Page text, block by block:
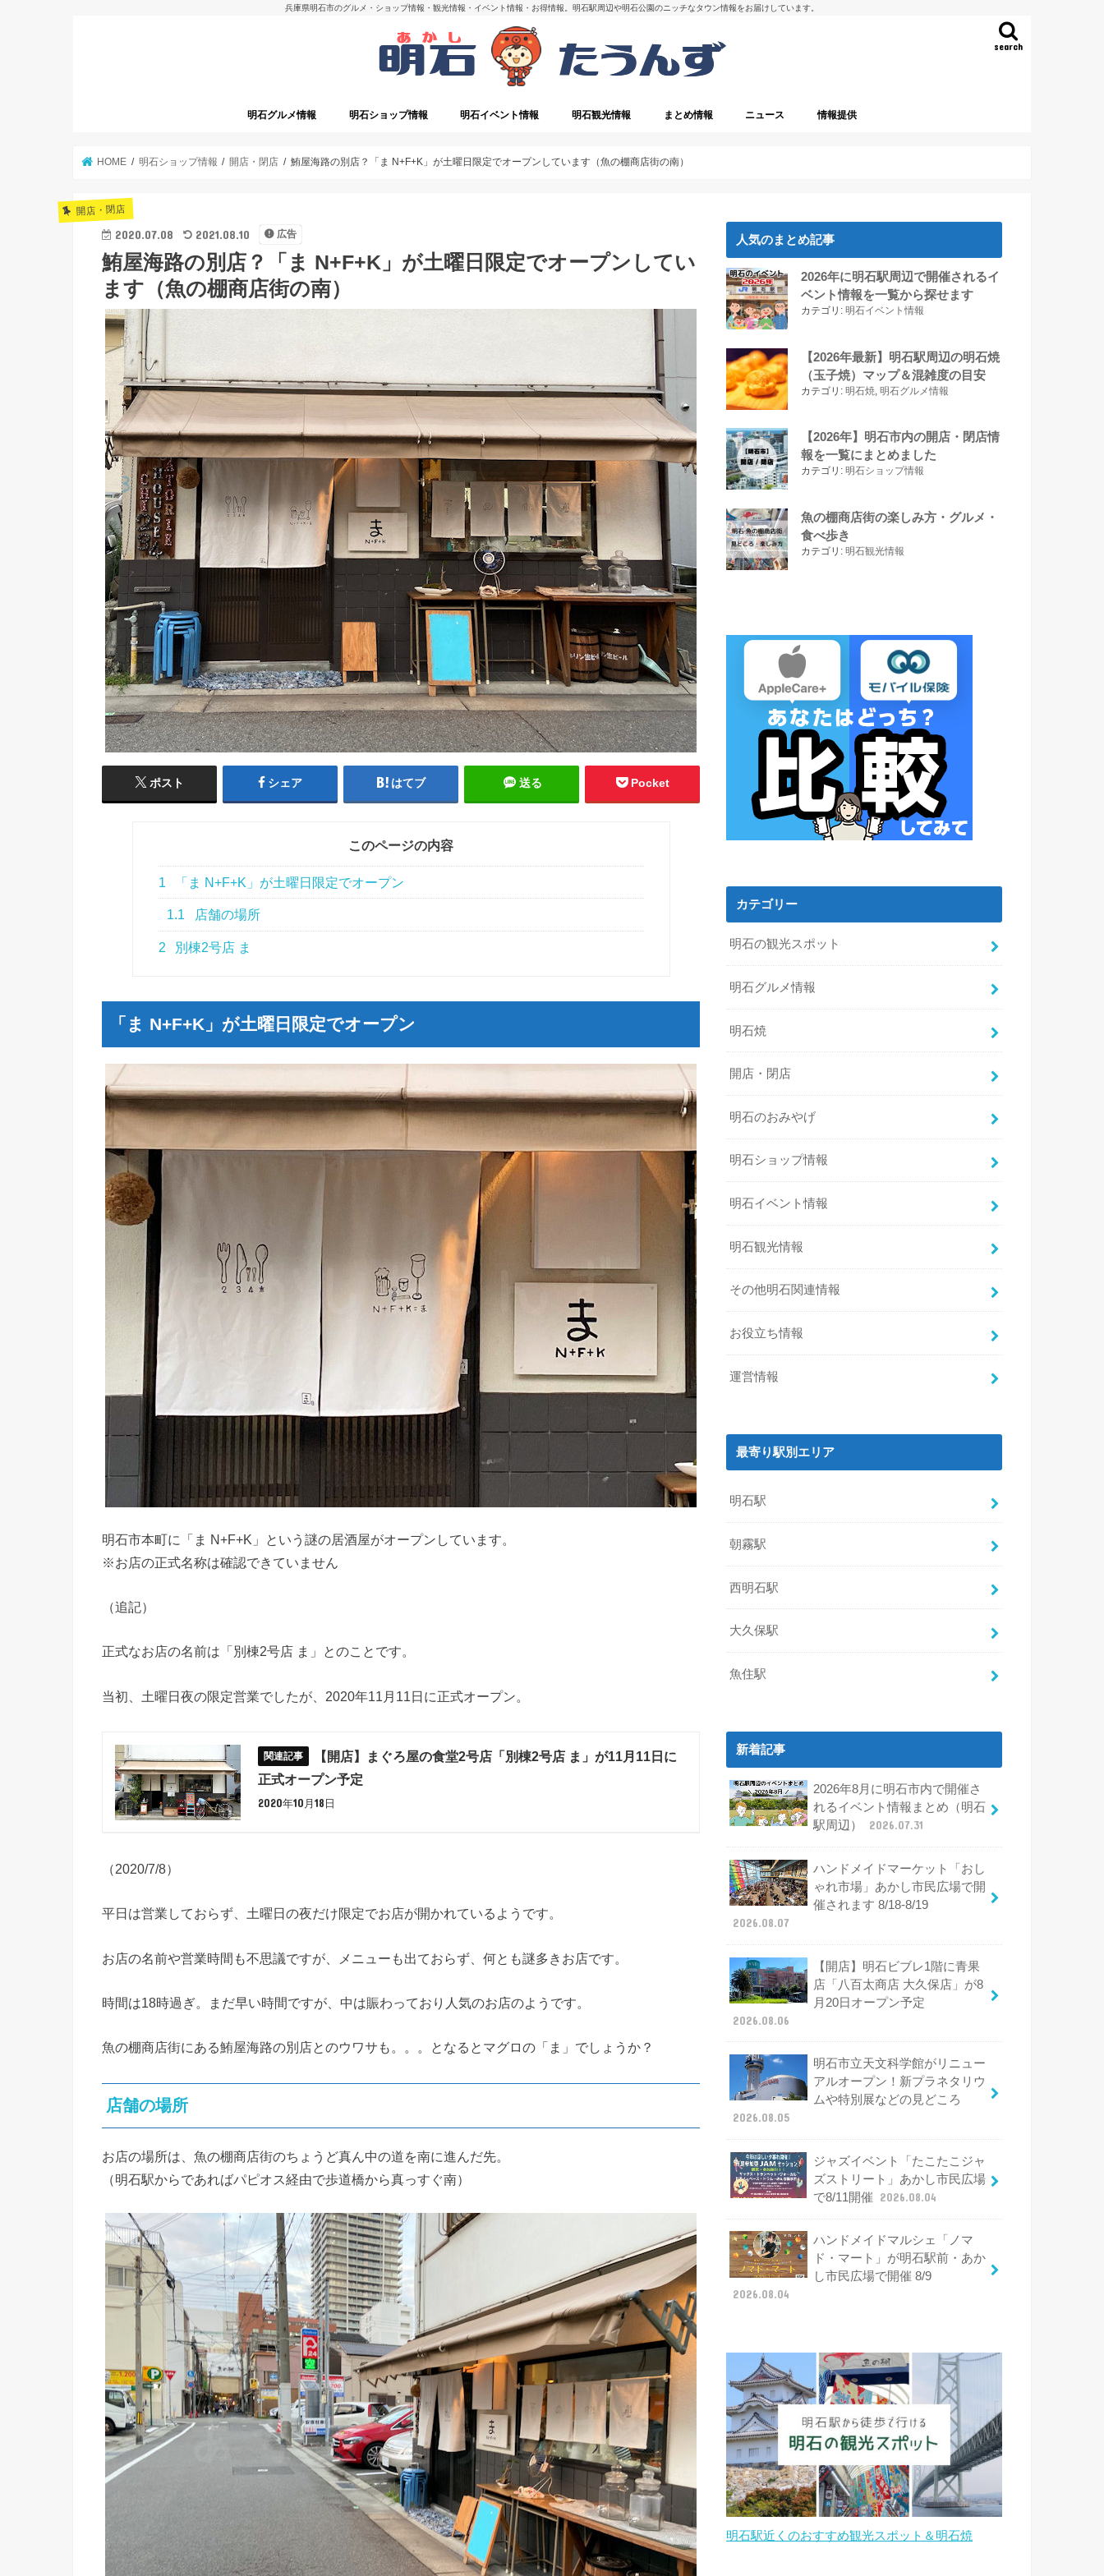
兵庫県明石市のグルメ・ショップ情報・観光情報・イベント情報・お得情報。明石駅周辺や明石公園のニッチなタウン情報をお届けしています。
search
明石グルメ情報 明石ショップ情報 明石イベント情報 明石観光情報 まとめ情報 ニュース 情報提供
HOME 明石ショップ情報 開店・閉店 鮪屋海路の別店？「ま N+F+K」が土曜日限定でオープンしています（魚の棚商店街の南）
開店・閉店
2020.07.08 2021.08.10 広告
鮪屋海路の別店？「ま N+F+K」が土曜日限定でオープンしてい
ます（魚の棚商店街の南）
ポスト シェア はてブ 送る Pocket
このページの内容
1 「ま N+F+K」が土曜日限定でオープン
1.1 店舗の場所
2 別棟2号店 ま
「ま N+F+K」が土曜日限定でオープン
明石市本町に「ま N+F+K」という謎の居酒屋がオープンしています。
※お店の正式名称は確認できていません
（追記）
正式なお店の名前は「別棟2号店 ま」とのことです。
当初、土曜日夜の限定営業でしたが、2020年11月11日に正式オープン。
【開店】まぐろ屋の食堂2号店「別棟2号店 ま」が11月11日に
正式オープン予定
2020年10月18日
（2020/7/8）
平日は営業しておらず、土曜日の夜だけ限定でお店が開かれているようです。
お店の名前や営業時間も不思議ですが、メニューも出ておらず、何とも謎多きお店です。
時間は18時過ぎ。まだ早い時間ですが、中は賑わっており人気のお店のようです。
魚の棚商店街にある鮪屋海路の別店とのウワサも。。。となるとマグロの「ま」でしょうか？
店舗の場所
お店の場所は、魚の棚商店街のちょうど真ん中の道を南に進んだ先。
（明石駅からであればパピオス経由で歩道橋から真っすぐ南）
人気のまとめ記事
2026年に明石駅周辺で開催されるイ
ベント情報を一覧から探せます
カテゴリ: 明石イベント情報
【2026年最新】明石駅周辺の明石焼
（玉子焼）マップ＆混雑度の目安
カテゴリ: 明石焼 明石グルメ情報
【2026年】明石市内の開店・閉店情
報を一覧にまとめました
カテゴリ: 明石ショップ情報
魚の棚商店街の楽しみ方・グルメ・
食べ歩き
カテゴリ: 明石観光情報
カテゴリー
明石の観光スポット
明石グルメ情報
明石焼
開店・閉店
明石のおみやげ
明石ショップ情報
明石イベント情報
明石観光情報
その他明石関連情報
お役立ち情報
運営情報
最寄り駅別エリア
明石駅
朝霧駅
西明石駅
大久保駅
魚住駅
新着記事
2026年8月に明石市内で開催さ
れるイベント情報まとめ（明石
駅周辺）
2026.07.31
ハンドメイドマーケット「おし
ゃれ市場」あかし市民広場で開
催されます 8/18-8/19
2026.08.07
【開店】明石ビブレ1階に青果
店「八百太商店 大久保店」が8
月20日オープン予定
2026.08.06
明石市立天文科学館がリニュー
アルオープン！新プラネタリウ
ムや特別展などの見どころ
2026.08.05
ジャズイベント「たこたこジャ
ズストリート」あかし市民広場
で8/11開催
2026.08.04
ハンドメイドマルシェ「ノマ
ド・マート」が明石駅前・あか
し市民広場で開催 8/9
2026.08.04
明石駅近くのおすすめ観光スポット＆明石焼